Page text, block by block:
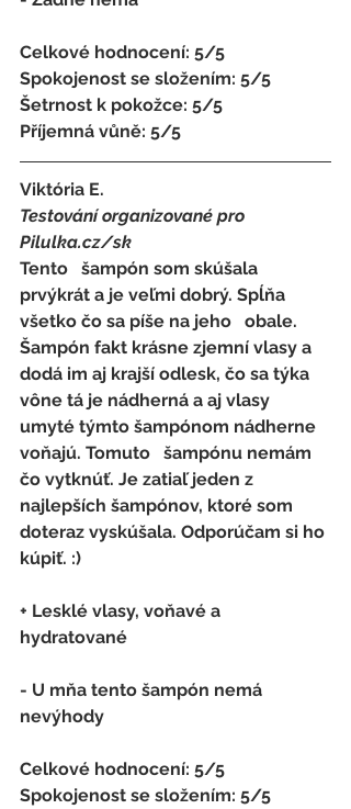
Celkové hodnocení: 5/5
Spokojenost se složením: 5/5
Šetrnost k pokožce: 5/5
Příjemná vůně: 5/5
Viktória E.
Testování organizované pro
Pilulka.cz/sk
Tento   šampón som skúšala
prvýkrát a je veľmi dobrý. Spĺňa
všetko čo sa píše na jeho   obale.
Šampón fakt krásne zjemní vlasy a
dodá im aj krajší odlesk, čo sa týka
vône tá je nádherná a aj vlasy
umyté týmto šampónom nádherne
voňajú. Tomuto   šampónu nemám
čo vytknúť. Je zatiaľ jeden z
najlepších šampónov, ktoré som
doteraz vyskúšala. Odporúčam si ho
kúpiť. :)
+ Lesklé vlasy, voňavé a
hydratované
- U mňa tento šampón nemá
nevýhody
Celkové hodnocení: 5/5
Spokojenost se složením: 5/5